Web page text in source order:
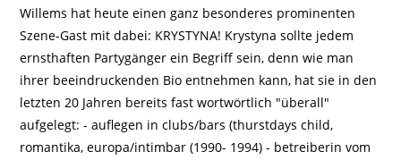
Willems hat heute einen ganz besonderes prominenten
Szene-Gast mit dabei: KRYSTYNA! Krystyna sollte jedem
ernsthaften Partygänger ein Begriff sein, denn wie man
ihrer beeindruckenden Bio entnehmen kann, hat sie in den
letzten 20 Jahren bereits fast wortwörtlich "überall"
aufgelegt: - auflegen in clubs/bars (thurstdays child,
romantika, europa/intimbar (1990- 1994) - betreiberin vom